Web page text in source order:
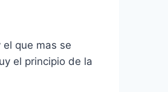
que mas se
el principio de la